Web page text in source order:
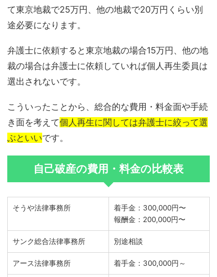
て東京地裁で25万円、他の地裁で20万円くらい別
途必要になります。
弁護士に依頼すると東京地裁の場合15万円、他の地
裁の場合は弁護士に依頼していれば個人再生委員は
選出されないです。
こういったことから、総合的な費用・料金面や手続
き面を考えて個人再生に関しては弁護士に絞って選
ぶといいです。
自己破産の費用・料金の比較表
そうや法律事務所
着手金：300,000円〜
報酬金：200,000円〜
サンク総合法律事務所 別途相談
アース法律事務所 着手金：300,000円～